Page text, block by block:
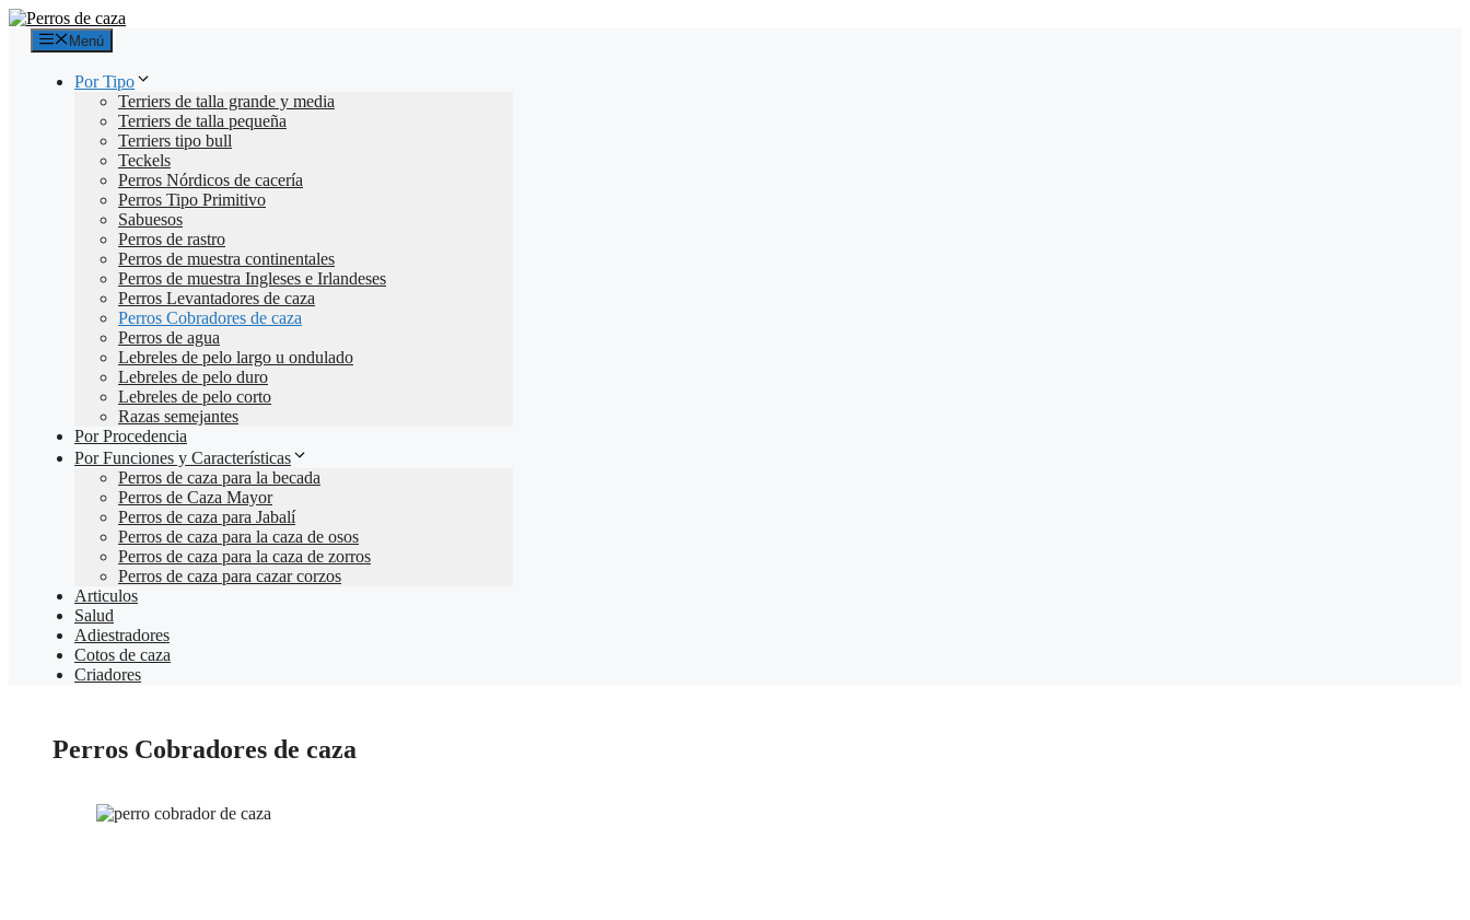
Saltar
contenido
Menú
Por Tipo
Terriers de talla grande y media
Terriers de talla pequeña
Terriers tipo bull
Teckels
Perros Nórdicos de cacería
Perros Tipo Primitivo
Sabuesos
Perros de rastro
Perros de muestra continentales
Perros de muestra Ingleses e Irlandeses
Perros Levantadores de caza
Perros Cobradores de caza
Perros de agua
Lebreles de pelo largo u ondulado
Lebreles de pelo duro
Lebreles de pelo corto
Razas semejantes
Por Procedencia
Por Funciones y Características
Perros de caza para la becada
Perros de Caza Mayor
Perros de caza para Jabalí
Perros de caza para la caza de osos
Perros de caza para la caza de zorros
Perros de caza para cazar corzos
Articulos
Salud
Adiestradores
Cotos de caza
Criadores
Perros Cobradores de caza